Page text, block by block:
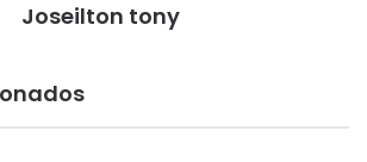
Joseilton tony